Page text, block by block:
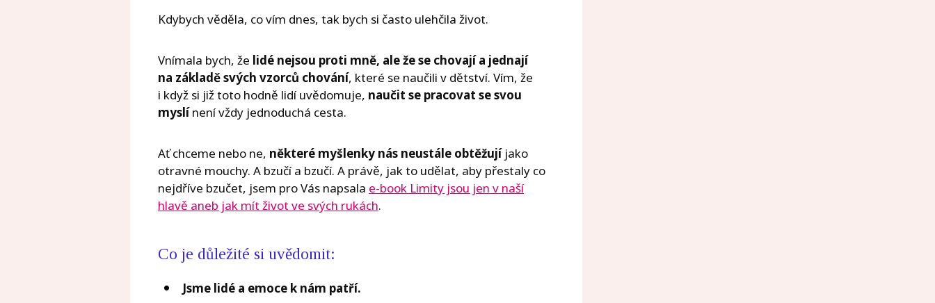
Kdybych věděla, co vím dnes, tak bych si často ulehčila život.
Vnímala bych, že lidé nejsou proti mně, ale že se chovají a jednají
na základě svých vzorců chování, které se naučili v dětství. Vím, že
i když si již toto hodně lidí uvědomuje, naučit se pracovat se svou
myslínení vždy jednoduchá cesta.
Ať chceme nebo ne, některé myšlenky nás neustále obtěžujíjako
otravné mouchy. A bzučí a bzučí. A právě, jak to udělat, aby přestaly co
nejdříve bzučet, jsem pro Vás napsala e-book Limity jsou jen v naší
hlavě aneb jak mít život ve svých rukách.
Co je důležité si uvědomit:
Jsme lidé a emoce k nám patří.